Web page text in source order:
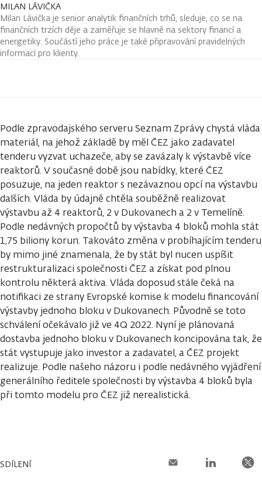
MILAN LÁVIČKA
Milan Lávička je senior analytik finančních trhů, sleduje, co se na
finančních trzích děje a zaměřuje se hlavně na sektory financí a
energetiky. Součástí jeho práce je také připravování pravidelných
informací pro klienty.
Podle zpravodajského serveru Seznam Zprávy chystá vláda
materiál, na jehož základě by měl ČEZ jako zadavatel
tenderu vyzvat uchazeče, aby se zavázaly k výstavbě více
reaktorů. V současné době jsou nabídky, které ČEZ
posuzuje, na jeden reaktor s nezávaznou opcí na výstavbu
dalších. Vláda by údajně chtěla souběžně realizovat
výstavbu až 4 reaktorů, 2 v Dukovanech a 2 v Temelíně.
Podle nedávných propočtů by výstavba 4 bloků mohla stát
1,75 biliony korun. Takováto změna v probíhajícím tenderu
by mimo jiné znamenala, že by stát byl nucen uspíšit
restrukturalizaci společnosti ČEZ a získat pod plnou
kontrolu některá aktiva. Vláda doposud stále čeká na
notifikaci ze strany Evropské komise k modelu financování
výstavby jednoho bloku v Dukovanech. Původně se toto
schválení očekávalo již ve 4Q 2022. Nyní je plánovaná
dostavba jednoho bloku v Dukovanech koncipována tak, že
stát vystupuje jako investor a zadavatel, a ČEZ projekt
realizuje. Podle našeho názoru i podle nedávného vyjádření
generálního ředitele společnosti by výstavba 4 bloků byla
při tomto modelu pro ČEZ již nerealistická.
SDÍLENÍ